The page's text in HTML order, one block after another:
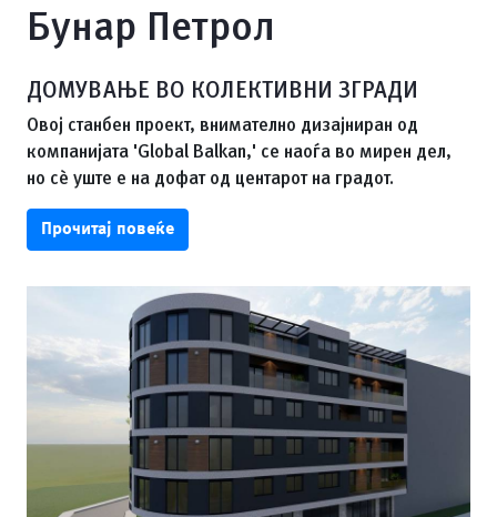
Бунар Петрол
ДОМУВАЊЕ ВО КОЛЕКТИВНИ ЗГРАДИ
Овој станбен проект, внимателно дизајниран од
компанијата 'Global Balkan,' се наоѓа во мирен дел,
но сè уште е на дофат од центарот на градот.
Прочитај повеќе